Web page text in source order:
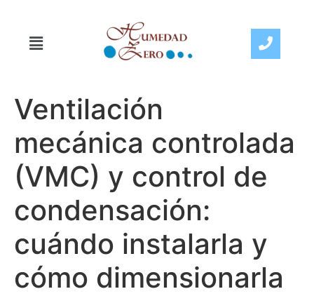
Ventilación
mecánica controlada
(VMC) y control de
condensación:
cuándo instalarla y
cómo dimensionarla